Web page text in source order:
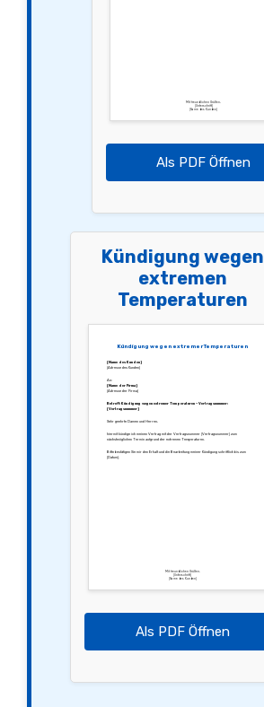
Mit freundlichen Grüßen,
[Unterschrift]
[Name des Kunden]
Als PDF Öffnen
Kündigung wegen
extremen
Temperaturen
Kündigung wegen extremer Temperaturen
[Name des Kunden]
[Adresse des Kunden]
An:
[Name der Firma]
[Adresse der Firma]
Betreff: Kündigung wegen extremer Temperaturen – Vertragsnummer:
[Vertragsnummer]
Sehr geehrte Damen und Herren,
hiermit kündige ich meinen Vertrag mit der Vertragsnummer [Vertragsnummer] zum
nächstmöglichen Termin aufgrund der extremen Temperaturen.
Bitte bestätigen Sie mir den Erhalt und die Bearbeitung meiner Kündigung schriftlich bis zum
[Datum].
Mit freundlichen Grüßen,
[Unterschrift]
[Name des Kunden]
Als PDF Öffnen